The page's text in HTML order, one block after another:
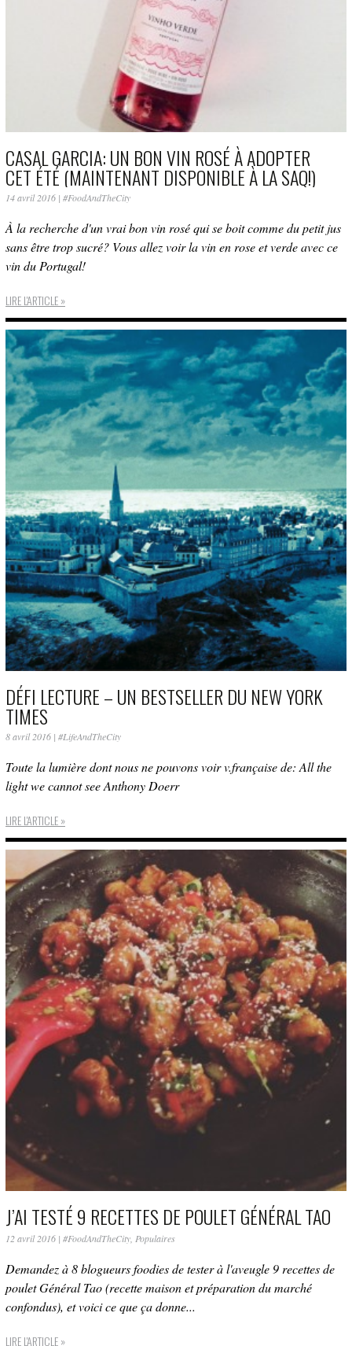
CASAL GARCIA: UN BON VIN ROSÉ À ADOPTER
CET ÉTÉ (MAINTENANT DISPONIBLE À LA SAQ!)
14 avril 2016 | #FoodAndTheCity
À la recherche d'un vrai bon vin rosé qui se boit comme du petit jus
sans être trop sucré? Vous allez voir la vin en rose et verde avec ce
vin du Portugal!
LIRE L'ARTICLE »
DÉFI LECTURE – UN BESTSELLER DU NEW YORK
TIMES
8 avril 2016 | #LifeAndTheCity
Toute la lumière dont nous ne pouvons voir v.française de: All the
light we cannot see Anthony Doerr
LIRE L'ARTICLE »
J’AI TESTÉ 9 RECETTES DE POULET GÉNÉRAL TAO
12 avril 2016 | #FoodAndTheCity Populaires
Demandez à 8 blogueurs foodies de tester à l'aveugle 9 recettes de
poulet Général Tao (recette maison et préparation du marché
confondus), et voici ce que ça donne...
LIRE L'ARTICLE »